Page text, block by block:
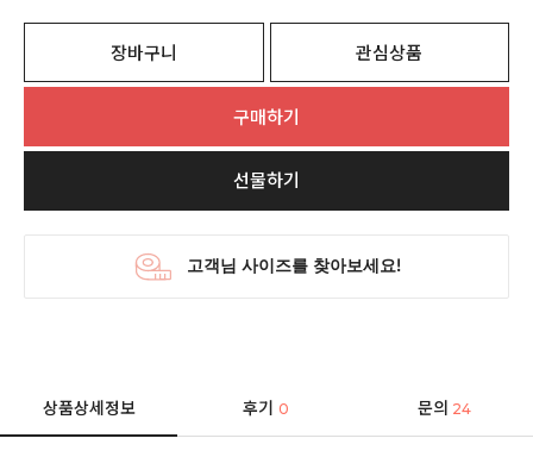
장바구니 관심상품
구매하기
선물하기
상품상세정보 후기0 문의 24